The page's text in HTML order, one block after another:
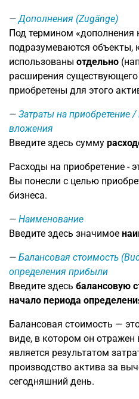
Дополнения (Zugänge)
Под термином «дополнения
подразумеваются объекты,
использованы отдельно
расширения
приобретены для этого
Затраты на приобретение
вложения
Введите здесь сумму
Расходы на приобретение -
Вы понесли с целью
бизнеса.
Наименование
Введите здесь значимое
Балансовая стоимость
определения прибыли
Введите здесь балансовую
начало периода
Балансовая стоимость —
виде, в котором он
является результатом
производство актива за
сегодняшний день.